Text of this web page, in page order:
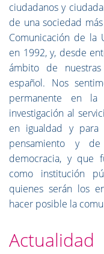
ciudadanos y
de una sociedad
Comunicación de la
en 1992, y, desde
ámbito de
español. Nos
permanente en la
investigación al
en igualdad y
pensamiento y
democracia, y que
como institución
quienes serán los
hacer posible la
Actualidad